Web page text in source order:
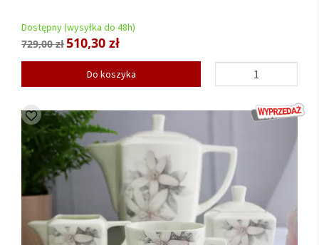
Dostępny (wysyłka do 48h)
729,00 zł510,30 zł
Do koszyka